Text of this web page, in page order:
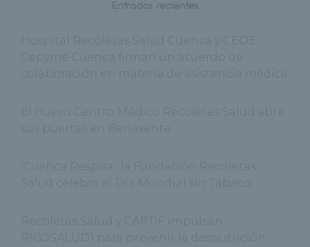
Hospital Recoletas Salud Cuenca y CEOE
Cepyme Cuenca firman un acuerdo de
colaboración en materia de asistencia médica
El nuevo Centro Médico Recoletas Salud abre
sus puertas en Benavente
‘Cuenca Respira’, la Fundación Recoletas
Salud celebra el Día Mundial sin Tabaco
Recoletas Salud y CARTIF impulsan
RICOSALUD1 para prevenir la desnutrición